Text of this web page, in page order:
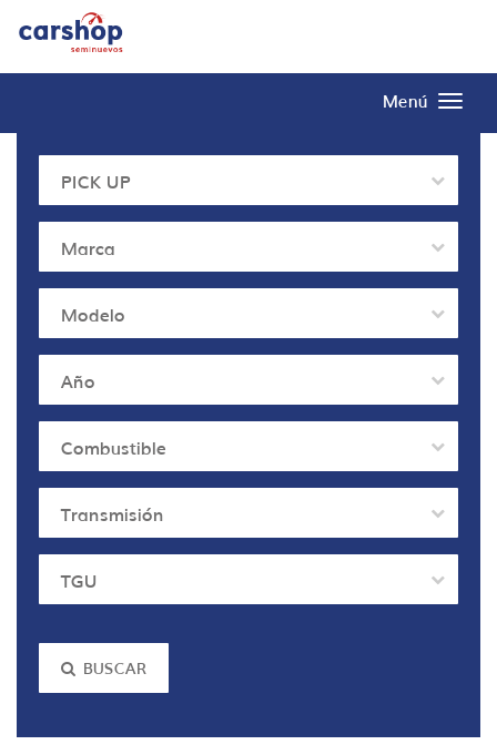
Menú
PICK UP
Marca
Modelo
Año
Combustible
Transmisión
TGU
BUSCAR